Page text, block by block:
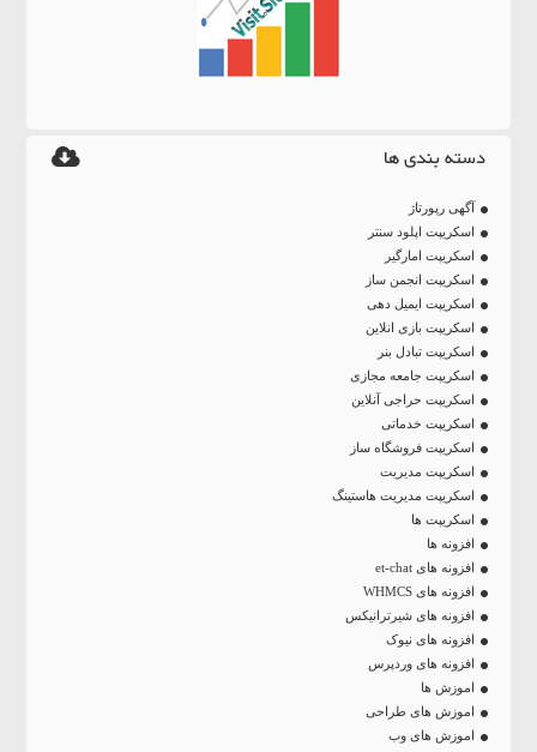
دسته بندی ها
آگهی رپورتاژ
اسکریپت اپلود سنتر
اسکریپت امارگیر
اسکریپت انجمن ساز
اسکریپت ایمیل دهی
اسکریپت بازی انلاین
اسکریپت تبادل بنر
اسکریپت جامعه مجازی
اسکریپت حراجی آنلاین
اسکریپت خدماتی
اسکریپت فروشگاه ساز
اسکریپت مدیریت
اسکریپت مدیریت هاستینگ
اسکریپت ها
افزونه ها
افزونه های et-chat
افزونه های WHMCS
افزونه های شیرترانیکس
افزونه های نیوک
افزونه های وردپرس
اموزش ها
اموزش های طراحی
اموزش های وب